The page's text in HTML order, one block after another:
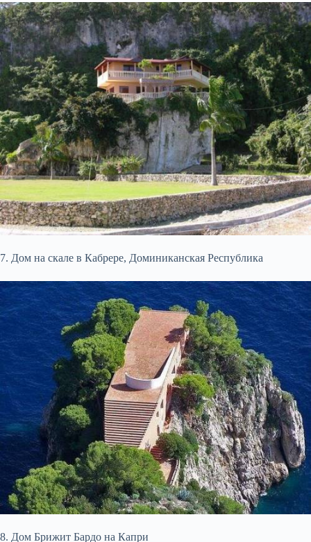
7. Дом на скале в Кабрере, Доминиканская Республика
8. Дом Брижит Бардо на Капри